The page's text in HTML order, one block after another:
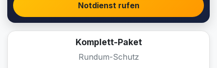
Notdienst rufen
Komplett-Paket
Rundum-Schutz